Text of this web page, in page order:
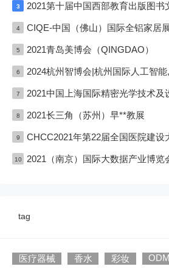
3 2021第十届中国西部教育出版图书文具
4 CIQE-中国（佛山）国际全铝家居
5 2021青岛美博会（QINGDAO）
6 2024杭州智博会|杭州国际人工智
7 2021中国上海国际精密光学技术及
8 2021长三角（苏州）早**教展
9 CHCC2021年第22届全国医院建设
10 2021（南京）国际大数据产业博览
tag
医疗器械 香水 彩妆 ODM